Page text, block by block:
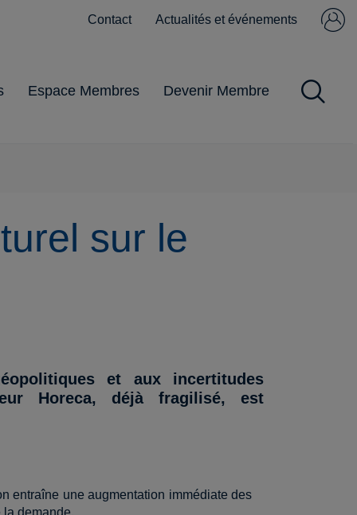
Contact Actualités et événements
Espace Membres Devenir Membre
sur le
et aux incertitudes
Horeca, déjà fragilisé, est
entraîne une augmentation immédiate des
la demande.